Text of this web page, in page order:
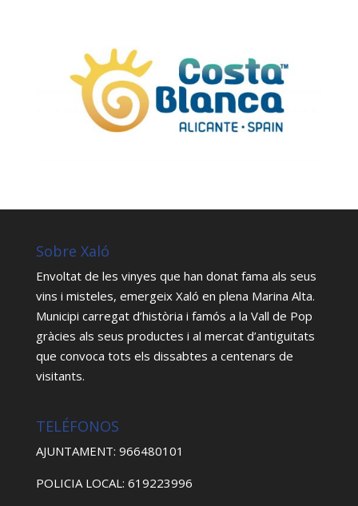
Sobre Xaló
Envoltat de les vinyes que han donat fama als seus
vins i misteles, emergeix Xaló en plena Marina Alta.
Municipi carregat d’història i famós a la Vall de Pop
gràcies als seus productes i al mercat d’antiguitats
que convoca tots els dissabtes a centenars de
visitants.
TELÉFONOS
AJUNTAMENT: 966480101
POLICIA LOCAL: 619223996